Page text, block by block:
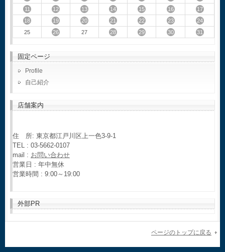
11
12 13 14 15 16
17
18
19 20 21 22 23
24
25
26 27 28 29 30 31
固定ページ
Profile
自己紹介
店舗案内
住 所: 東京都江戸川区上一色3-9-1
TEL : 03-5662-0107
mail : お問い合わせ
営業日 : 年中無休
営業時間 : 9:00～19:00
外部PR
ページのトップに戻る